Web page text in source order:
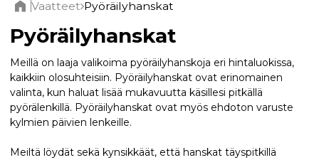
Vaatteet Pyöräilyhanskat
Pyöräilyhanskat
Meillä on laaja valikoima pyöräilyhanskoja eri hintaluokissa,
kaikkiin olosuhteisiin. Pyöräilyhanskat ovat erinomainen
valinta, kun haluat lisää mukavuutta käsillesi pitkällä
pyörälenkillä. Pyöräilyhanskat ovat myös ehdoton varuste
kylmien päivien lenkeille.
Meiltä löydät sekä kynsikkäät, että hanskat täyspitkillä